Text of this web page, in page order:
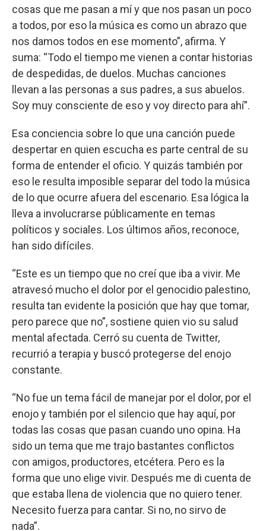
cosas que me pasan a mí y que nos pasan un poco
a todos, por eso la música es como un abrazo que
nos damos todos en ese momento”, afirma. Y
suma: “Todo el tiempo me vienen a contar historias
de despedidas, de duelos. Muchas canciones
llevan a las personas a sus padres, a sus abuelos.
Soy muy consciente de eso y voy directo para ahí”.
Esa conciencia sobre lo que una canción puede
despertar en quien escucha es parte central de su
forma de entender el oficio. Y quizás también por
eso le resulta imposible separar del todo la música
de lo que ocurre afuera del escenario. Esa lógica la
lleva a involucrarse públicamente en temas
políticos y sociales. Los últimos años, reconoce,
han sido difíciles.
“Este es un tiempo que no creí que iba a vivir. Me
atravesó mucho el dolor por el genocidio palestino,
resulta tan evidente la posición que hay que tomar,
pero parece que no”, sostiene quien vio su salud
mental afectada. Cerró su cuenta de Twitter,
recurrió a terapia y buscó protegerse del enojo
constante.
“No fue un tema fácil de manejar por el dolor, por el
enojo y también por el silencio que hay aquí, por
todas las cosas que pasan cuando uno opina. Ha
sido un tema que me trajo bastantes conflictos
con amigos, productores, etcétera. Pero es la
forma que uno elige vivir. Después me di cuenta de
que estaba llena de violencia que no quiero tener.
Necesito fuerza para cantar. Si no, no sirvo de
nada”.